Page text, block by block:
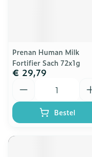
Prenan Human Milk
Fortifier Sach 72x1g
€ 29,79
Bestel